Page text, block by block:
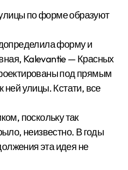
по форме образуют
форму и
Kalevantie — Красных
под прямым
ней улицы. Кстати, все
поскольку так
неизвестно. В годы
эта идея не